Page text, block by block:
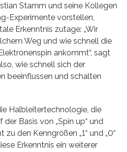
Stamm und seine Kollegen
Experimente vorstellen,
Erkenntnis zutage: „Wir
Weg und wie schnell die
ankommt“, sagt
wie schnell sich der
beeinflussen und schalten
Halbleitertechnologie, die
Basis von „Spin up“ und
zu den Kenngrößen „1“ und „0“
Erkenntnis ein weiterer